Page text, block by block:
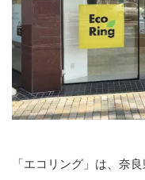
「エコリング」は、奈